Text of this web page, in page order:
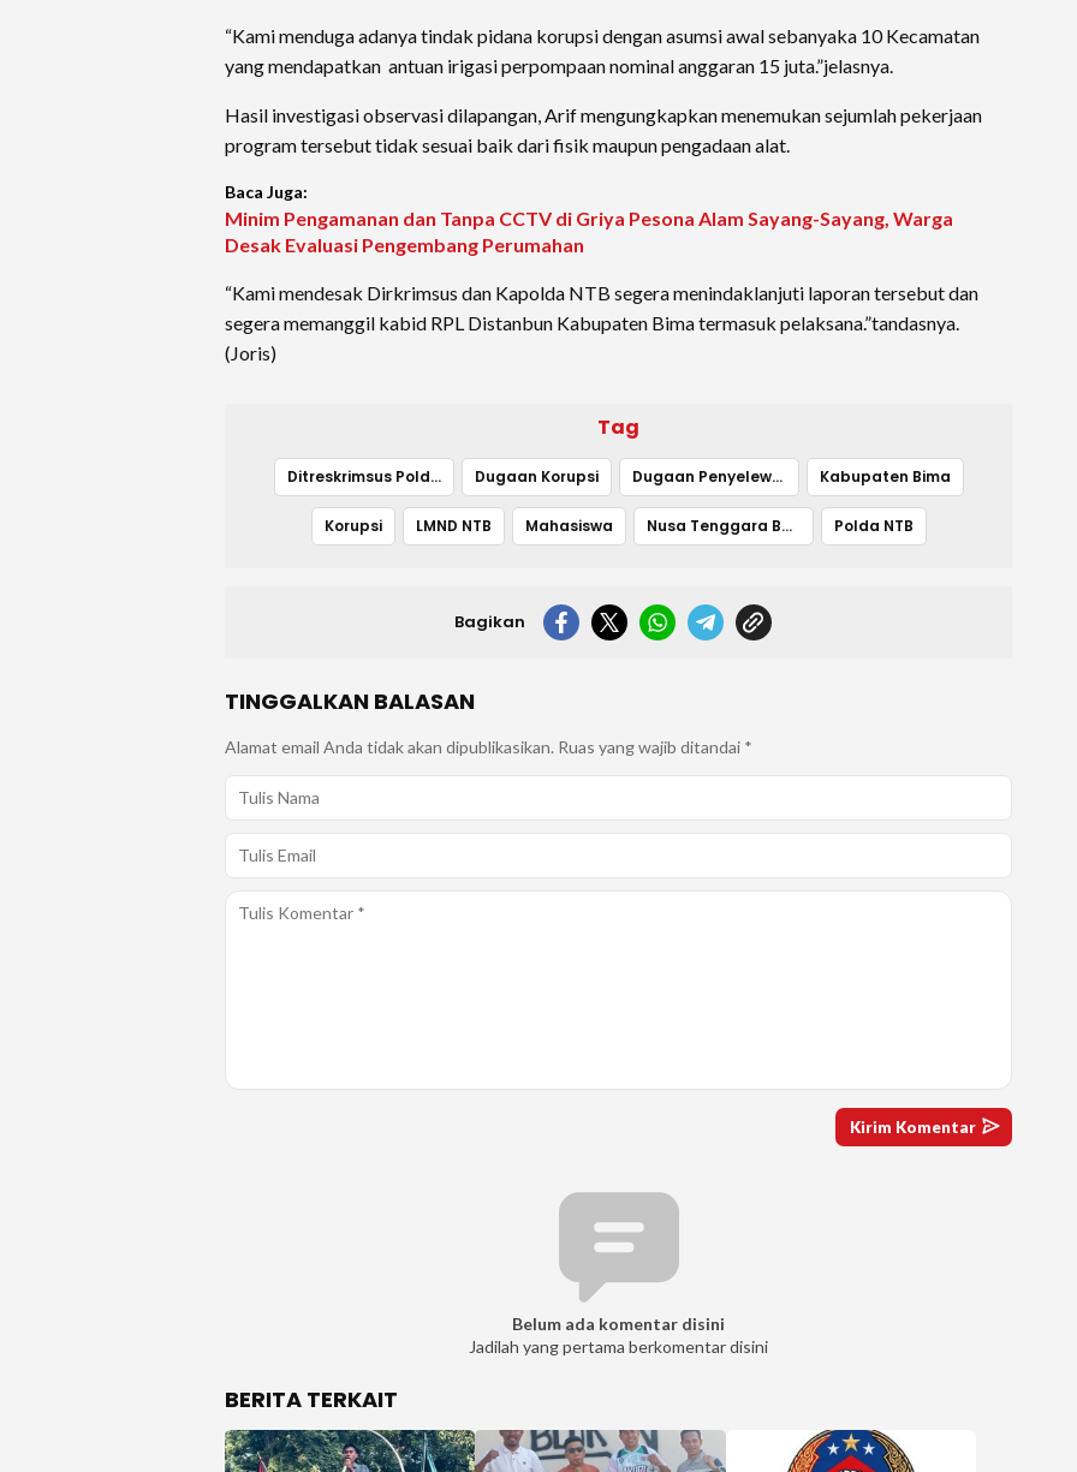
“Kami menduga adanya tindak pidana korupsi dengan asumsi awal sebanyaka 10 Kecamatan
yang mendapatkan antuan irigasi perpompaan nominal anggaran 15 juta.”jelasnya.
Hasil investigasi observasi dilapangan, Arif mengungkapkan menemukan sejumlah pekerjaan
program tersebut tidak sesuai baik dari fisik maupun pengadaan alat.
Baca Juga:
Minim Pengamanan dan Tanpa CCTV di Griya Pesona Alam Sayang-Sayang, Warga
Desak Evaluasi Pengembang Perumahan
“Kami mendesak Dirkrimsus dan Kapolda NTB segera menindaklanjuti laporan tersebut dan
segera memanggil kabid RPL Distanbun Kabupaten Bima termasuk pelaksana.”tandasnya.
(Joris)
Tag
Ditreskrimsus Polda NTB Dugaan Korupsi Dugaan Penyelewengan Kabupaten Bima
Korupsi LMND NTB Mahasiswa Nusa Tenggara Barat Polda NTB
Bagikan
TINGGALKAN BALASAN
Alamat email Anda tidak akan dipublikasikan. Ruas yang wajib ditandai *
Belum ada komentar disini
Jadilah yang pertama berkomentar disini
BERITA TERKAIT